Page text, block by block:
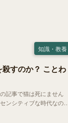
知識・教養
すのか？ ことわ